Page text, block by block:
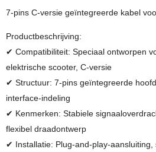
7-pins C-versie geïntegreerde kabel
Productbeschrijving:
✔ Compatibiliteit: Speciaal ontworpen
elektrische scooter, C-versie
✔ Structuur: 7-pins geïntegreerde
interface-indeling
✔ Kenmerken: Stabiele
flexibel draadontwerp
✔ Installatie: Plug-and-play-